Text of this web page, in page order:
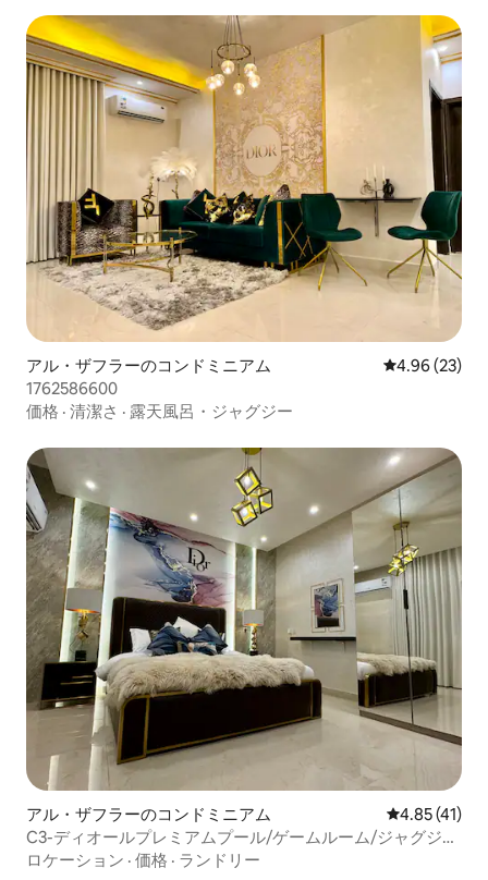
アル・ザフラーのコンドミニアム レビュー23
4.96 (23)
1762586600
価格 · 清潔さ · 露天風呂・ジャグジー
アル・ザフラーのコンドミニアム レビュー41
4.85 (41)
C3-ディオールプレミアムプール/ゲームルーム/ジャグジ
ー/サウナ/テレビ58
ロケーション · 価格 · ランドリー